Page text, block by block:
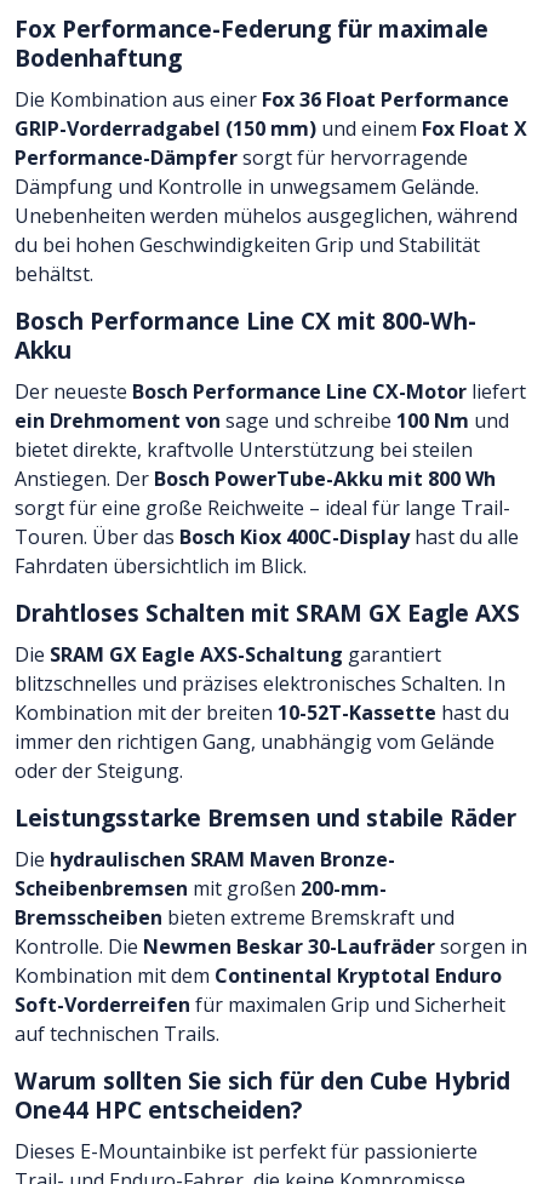
Fox Performance-Federung für maximale
Bodenhaftung
Die Kombination aus einer Fox 36 Float Performance
GRIP-Vorderradgabel (150 mm) und einem Fox Float X
Performance-Dämpfersorgt für hervorragende
Dämpfung und Kontrolle in unwegsamem Gelände.
Unebenheiten werden mühelos ausgeglichen, während
du bei hohen Geschwindigkeiten Grip und Stabilität
behältst.
Bosch Performance Line CX mit 800-Wh-
Akku
Der neueste Bosch Performance Line CX-Motor liefert
ein Drehmoment von sage und schreibe 100 Nm und
bietet direkte, kraftvolle Unterstützung bei steilen
Anstiegen. Der Bosch PowerTube-Akku mit 800 Wh
sorgt für eine große Reichweite – ideal für lange Trail-
Touren. Über das Bosch Kiox 400C-Displayhast du alle
Fahrdaten übersichtlich im Blick.
Drahtloses Schalten mit SRAM GX Eagle AXS
Die SRAM GX Eagle AXS-Schaltung garantiert
blitzschnelles und präzises elektronisches Schalten. In
Kombination mit der breiten 10-52T-Kassette hast du
immer den richtigen Gang, unabhängig vom Gelände
oder der Steigung.
Leistungsstarke Bremsen und stabile Räder
Die hydraulischen SRAM Maven Bronze-
Scheibenbremsen mit großen 200-mm-
Bremsscheiben bieten extreme Bremskraft und
Kontrolle. Die Newmen Beskar 30-Laufrädersorgen in
Kombination mit dem Continental Kryptotal Enduro
Soft-Vorderreifen für maximalen Grip und Sicherheit
auf technischen Trails.
Warum sollten Sie sich für den Cube Hybrid
One44 HPC entscheiden?
Dieses E-Mountainbike ist perfekt für passionierte